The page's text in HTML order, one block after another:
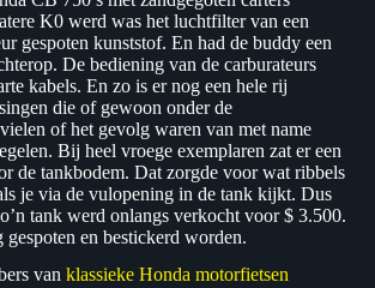
K0 werd was het luchtfilter van een
gespoten kunststof. En had de buddy een
De bediening van de carburateurs
kabels. En zo is er nog een hele rij
die of gewoon onder de
of het gevolg waren van met name
Bij heel vroege exemplaren zat er een
de tankbodem. Dat zorgde voor wat ribbels
je via de vulopening in de tank kijkt. Dus
tank werd onlangs verkocht voor $ 3.500.
en bestickerd worden.
van klassieke Honda motorfietsen